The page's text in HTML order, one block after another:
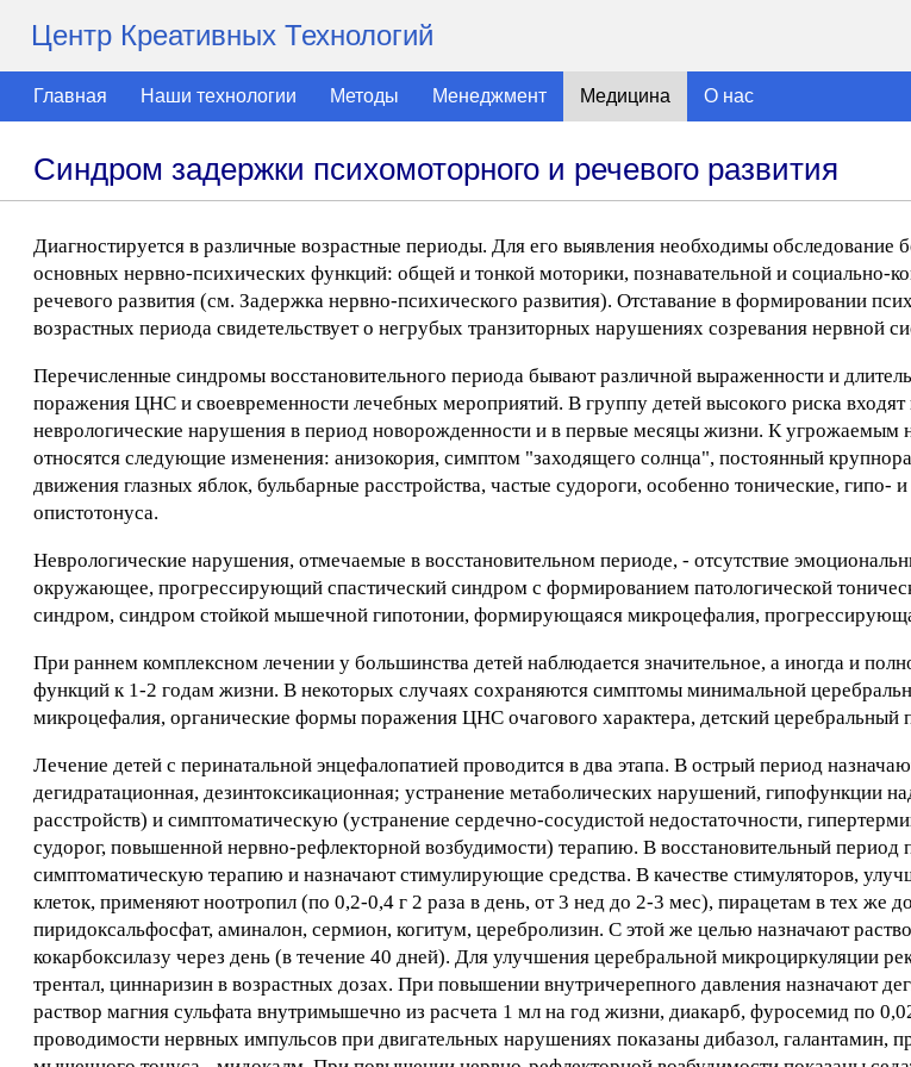
Центр Креативных Технологий
Главная Наши технологии Методы Менеджмент Медицина О нас
Синдром задержки психомоторного и речевого развития
Диагностируется в различные возрастные периоды. Для его выявления необходимы обследование
основных нервно-психических функций: общей и тонкой моторики, познавательной и социально-
речевого развития (см. Задержка нервно-психического развития). Отставание в формировании
возрастных периода свидетельствует о негрубых транзиторных нарушениях созревания нервной
Перечисленные синдромы восстановительного периода бывают различной выраженности и
поражения ЦНС и своевременности лечебных мероприятий. В группу детей высокого риска
неврологические нарушения в период новорожденности и в первые месяцы жизни. К угрожаемым
относятся следующие изменения: анизокория, симптом "заходящего солнца", постоянный
движения глазных яблок, бульбарные расстройства, частые судороги, особенно тонические, гипо-
опистотонуса.
Неврологические нарушения, отмечаемые в восстановительном периоде, - отсутствие
окружающее, прогрессирующий спастический синдром с формированием патологической
синдром, синдром стойкой мышечной гипотонии, формирующаяся микроцефалия,
При раннем комплексном лечении у большинства детей наблюдается значительное, а иногда и
функций к 1-2 годам жизни. В некоторых случаях сохраняются симптомы минимальной
микроцефалия, органические формы поражения ЦНС очагового характера, детский
Лечение детей с перинатальной энцефалопатией проводится в два этапа. В острый период
дегидратационная, дезинтоксикационная; устранение метаболических нарушений, гипофункции
расстройств) и симптоматическую (устранение сердечно-сосудистой недостаточности,
судорог, повышенной нервно-рефлекторной возбудимости) терапию. В восстановительный
симптоматическую терапию и назначают стимулирующие средства. В качестве стимуляторов,
клеток, применяют ноотропил (по 0,2-0,4 г 2 раза в день, от 3 нед до 2-3 мес), пирацетам в тех же
пиридоксальфосфат, аминалон, сермион, когитум, церебролизин. С этой же целью назначают
кокарбоксилазу через день (в течение 40 дней). Для улучшения церебральной микроциркуляции
трентал, циннаризин в возрастных дозах. При повышении внутричерепного давления назначают
раствор магния сульфата внутримышечно из расчета 1 мл на год жизни, диакарб, фуросемид по
проводимости нервных импульсов при двигательных нарушениях показаны дибазол, галантамин,